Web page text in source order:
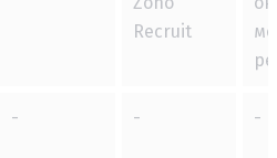
Recruit
- - -